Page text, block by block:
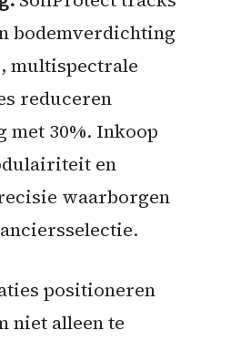
bodemverdichting
multispectrale
reduceren
met 30%. Inkoop
en
waarborgen
positioneren
niet alleen te